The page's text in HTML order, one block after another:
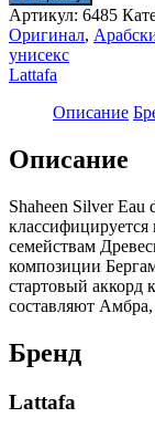
духи
Lattafa
Perfume
Shaheen
Silver
Оригинал
Артикул: 6485
Оригинал,
унисекс
Lattafa
Описание
Описание
Shaheen Silver Eau
семействам
композиции
стартовый аккорд
составляют
Бренд
Lattafa